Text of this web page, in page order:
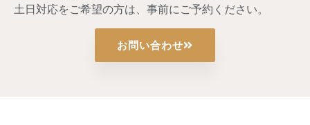
土日対応をご希望の方は、事前にご予約ください。
お問い合わせ